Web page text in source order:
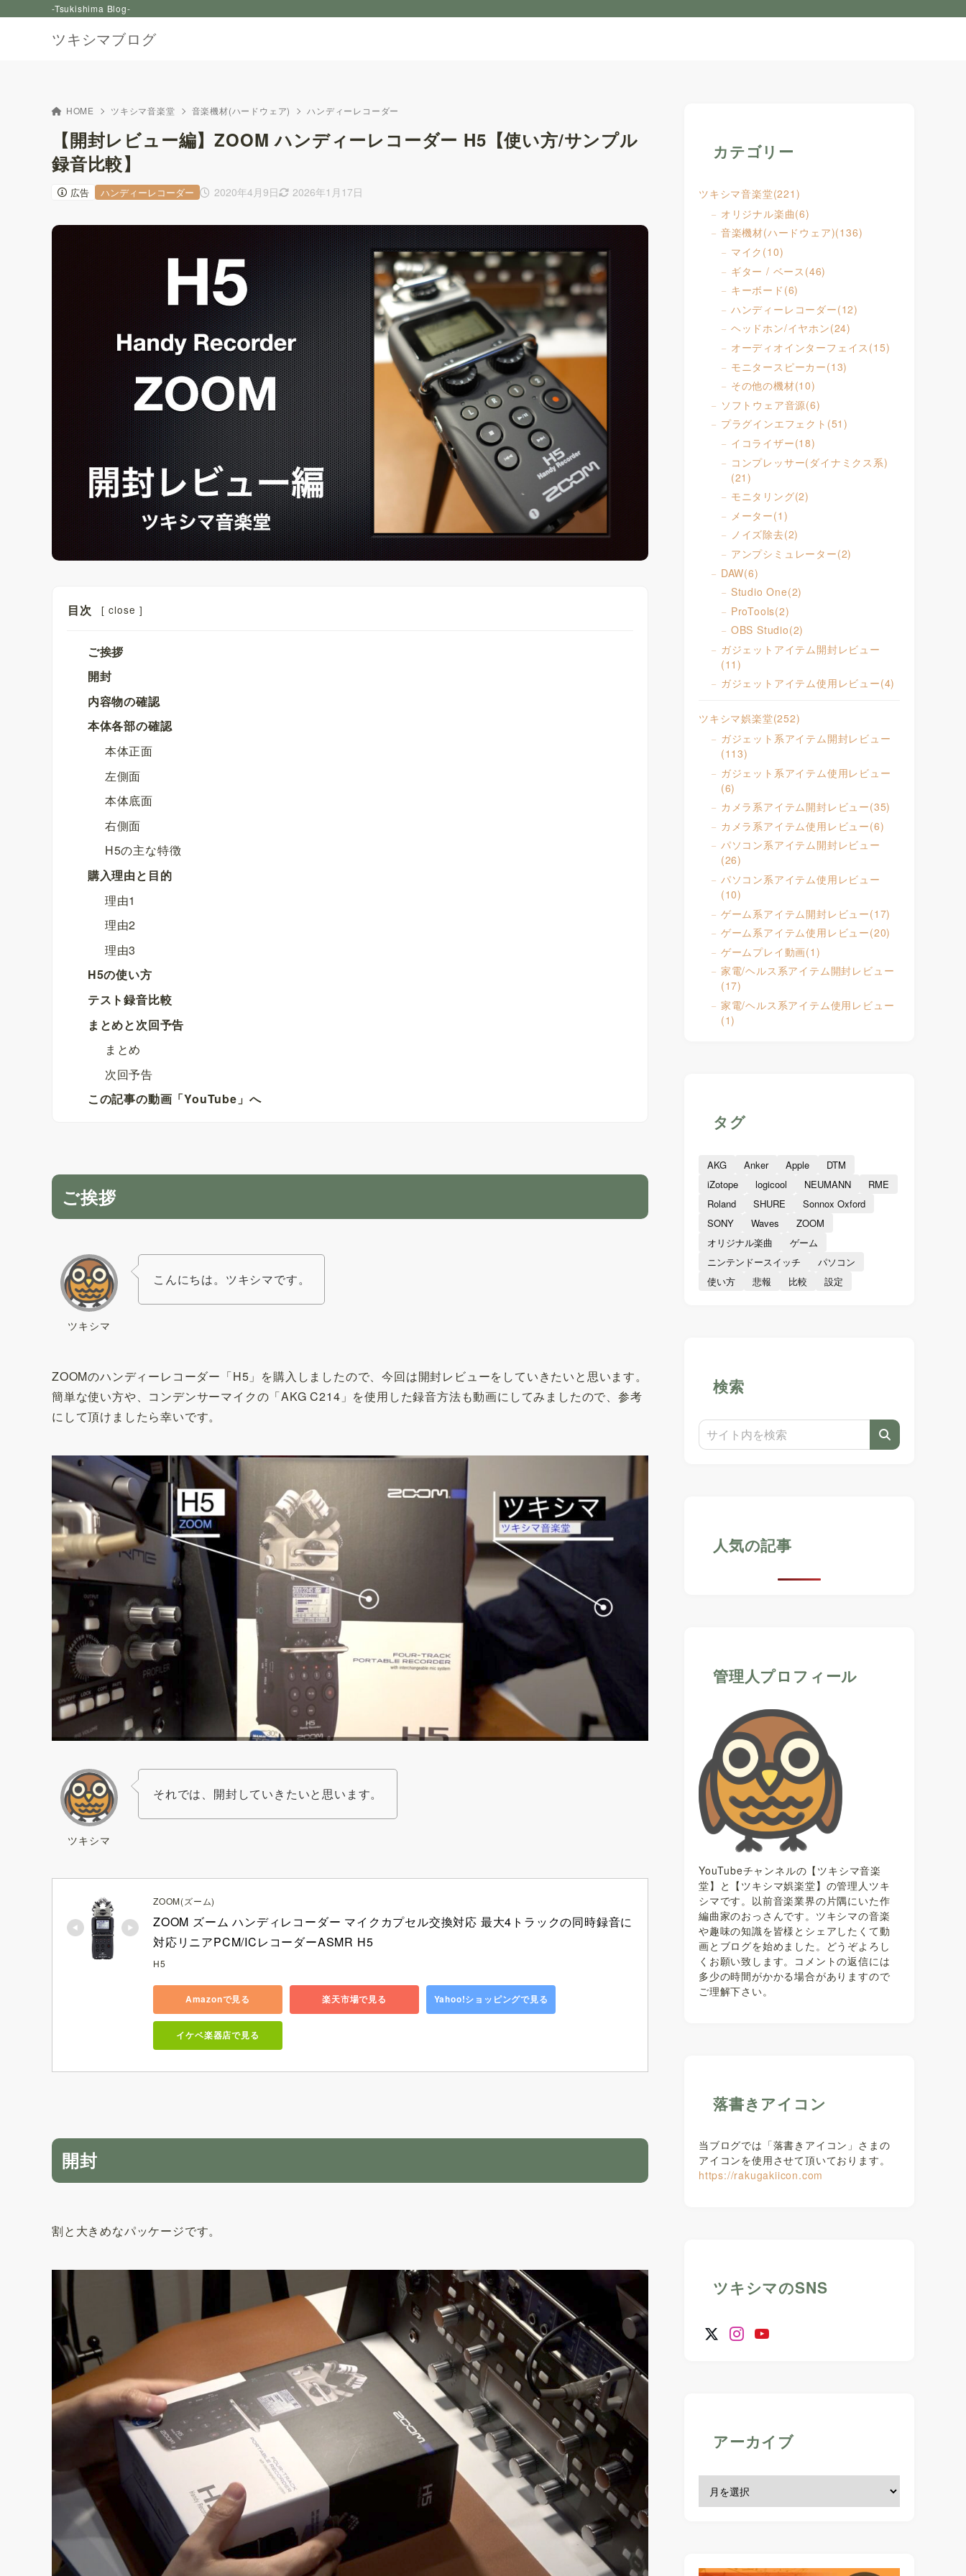
ツキシマブログ
-Tsukishima Blog-
HOME ツキシマ音楽堂 音楽機材(ハードウェア) ハンディーレコーダー
【開封レビュー編】ZOOM ハンディーレコーダー H5【使い方/サンプル
録音比較】
広告 2020年4月9日 2026年1月17日
ハンディーレコーダー
目次 [ close ]
ご挨拶
開封
内容物の確認
本体各部の確認
本体正面
左側面
本体底面
右側面
H5の主な特徴
購入理由と目的
理由1
理由2
理由3
H5の使い方
テスト録音比較
まとめと次回予告
まとめ
次回予告
この記事の動画「YouTube」へ
ご挨拶
ツキシマ
こんにちは。ツキシマです。
ZOOMのハンディーレコーダー「H5」を購入しましたので、今回は開封レビューをしていきたいと思います。
簡単な使い方や、コンデンサーマイクの「AKG C214」を使用した録音方法も動画にしてみましたので、参考
にして頂けましたら幸いです。
ツキシマ
それでは、開封していきたいと思います。
ZOOM(ズーム)
ZOOM ズーム ハンディレコーダー マイクカプセル交換対応 最大4トラックの同時録音に
対応リニアPCM/ICレコーダーASMR H5
H5
Amazonで見る 楽天市場で見る Yahoo!ショッピングで見る
イケベ楽器店で見る
開封
割と大きめなパッケージです。
カテゴリー
ツキシマ音楽堂(221)
オリジナル楽曲(6)
音楽機材(ハードウェア)(136)
マイク (10)
ギター / ベース (46)
キーボード (6)
ハンディーレコーダー(12)
ヘッドホン/イヤホン(24)
オーディオインターフェイス (15)
モニタースピーカー(13)
その他の機材(10)
ソフトウェア音源(6)
プラグインエフェクト (51)
イコライザー(18)
コンプレッサー(ダイナミクス系)
(21)
モニタリング(2)
メーター(1)
ノイズ除去(2)
アンプシミュレーター(2)
DAW(6)
Studio One(2)
ProTools(2)
OBS Studio(2)
ガジェットアイテム開封レビュー
(11)
ガジェットアイテム使用レビュー(4)
ツキシマ娯楽堂(252)
ガジェット系アイテム開封レビュー
(113)
ガジェット系アイテム使用レビュー
(6)
カメラ系アイテム開封レビュー(35)
カメラ系アイテム使用レビュー(6)
パソコン系アイテム開封レビュー
(26)
パソコン系アイテム使用レビュー
(10)
ゲーム系アイテム開封レビュー(17)
ゲーム系アイテム使用レビュー(20)
ゲームプレイ動画(1)
家電/ヘルス系アイテム開封レビュー
(17)
家電/ヘルス系アイテム使用レビュー
(1)
タグ
AKG Anker Apple
DTM
iZotope
logicool NEUMANN
RME
Roland
SHURE
Sonnox Oxford
SONY
Waves
ZOOM
オリジナル楽曲
ゲーム
ニンテンドースイッチ
パソコン
使い方
悲報 比較 設定
検索
人気の記事
管理人プロフィール
YouTubeチャンネルの【ツキシマ音楽
堂】と【ツキシマ娯楽堂】の管理人ツキ
シマです。以前音楽業界の片隅にいた作
編曲家のおっさんです。ツキシマの音楽
や趣味の知識を皆様とシェアしたくて動
画とブログを始めました。どうぞよろし
くお願い致します。コメントの返信には
多少の時間がかかる場合がありますので
ご理解下さい。
落書きアイコン
当ブログでは「落書きアイコン」さまの
アイコンを使用させて頂いております。
https://rakugakiicon.com
ツキシマのSNS
アーカイブ